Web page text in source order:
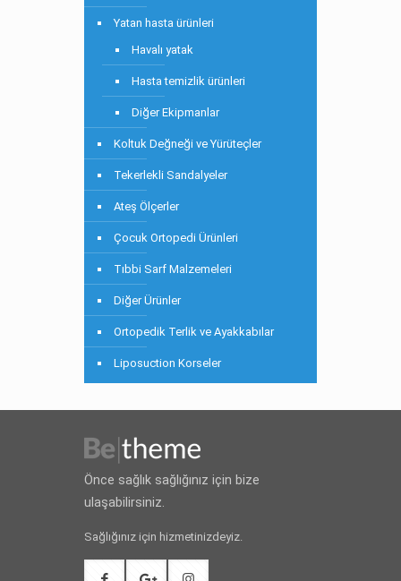
Yatan hasta ürünleri
Havalı yatak
Hasta temizlik ürünleri
Diğer Ekipmanlar
Koltuk Değneği ve Yürüteçler
Tekerlekli Sandalyeler
Ateş Ölçerler
Çocuk Ortopedi Ürünleri
Tıbbi Sarf Malzemeleri
Diğer Ürünler
Ortopedik Terlik ve Ayakkabılar
Liposuction Korseler
Önce sağlık sağlığınız için bize
ulaşabilirsiniz.
Sağlığınız için hizmetinizdeyiz.